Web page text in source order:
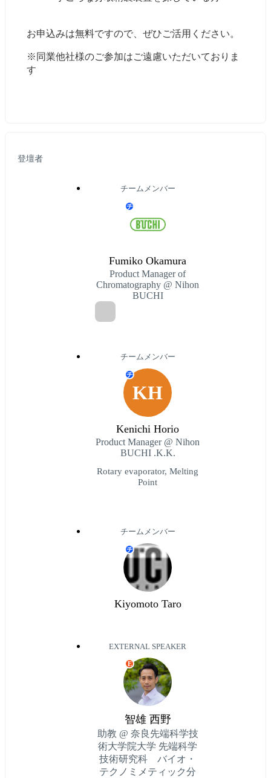
お申込みは無料ですので、ぜひご活用ください。
※同業他社様のご参加はご遠慮いただいておりま
す
登壇者
チームメンバー
チ
Fumiko Okamura
Product Manager of
Chromatography @ Nihon
BUCHI
チームメンバー
KH
チ
Kenichi Horio
Product Manager @ Nihon
BUCHI .K.K.
Rotary evaporator, Melting
Point
チームメンバー
チ
Kiyomoto Taro
EXTERNAL SPEAKER
E
智雄 西野
助教 @ 奈良先端科学技
術大学院大学 先端科学
技術研究科 バイオ・
テクノミメティック分